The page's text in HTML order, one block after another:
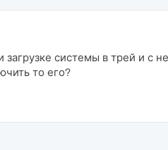
системы в трей и с
то его?